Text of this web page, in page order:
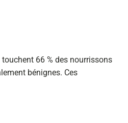
66 % des nourrissons
bénignes. Ces